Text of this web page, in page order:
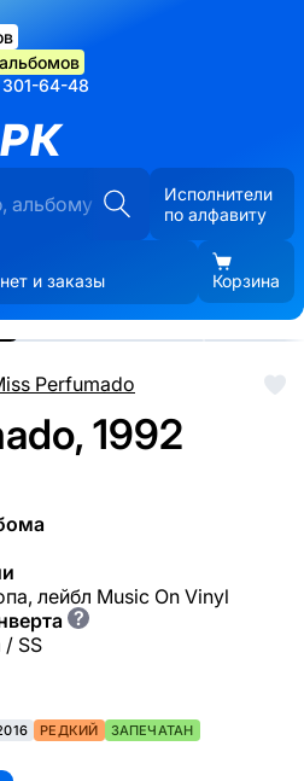
64-48
Исполнители
по алфавиту
и заказы Корзина
Perfumado
1992
лейбл Music On Vinyl
?
/ SS
РЕДКИЙ ЗАПЕЧАТАН